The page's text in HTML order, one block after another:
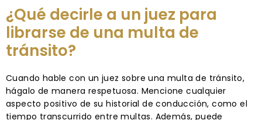
¿Qué decirle a un juez para
librarse de una multa de
tránsito?
Cuando hable con un juez sobre una multa de tránsito,
hágalo de manera respetuosa. Mencione cualquier
aspecto positivo de su historial de conducción, como el
tiempo transcurrido entre multas. Además, puede